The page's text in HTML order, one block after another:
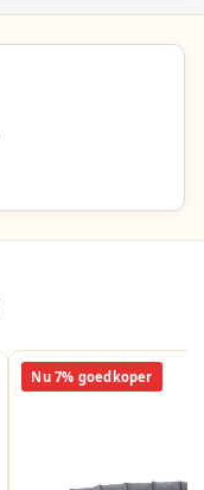
Nu 7% goedkoper